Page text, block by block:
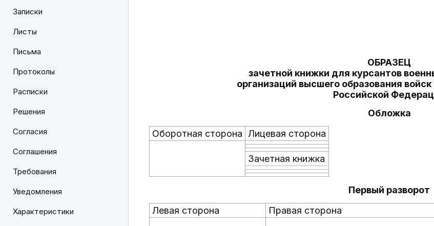
Записки
Листы
Письма
Протоколы
Расписки
Решения
Согласия
Соглашения
Требования
Уведомления
Характеристики
ОБРАЗЕЦ
зачетной книжки для курсантов
организаций высшего образования
Российской
Обложка
Оборотная сторона Лицевая сторона
Зачетная книжка
Первый разворот
Левая сторона
Правая сторона